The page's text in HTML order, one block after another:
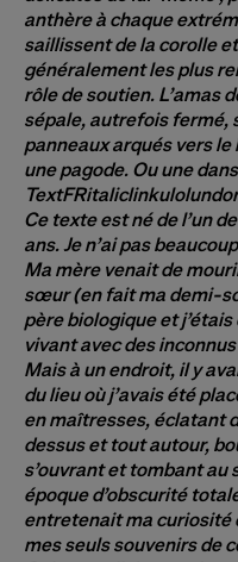
anthère à chaque
saillissent de la corolle
généralement les plus
rôle de soutien. L’amas
sépale, autrefois fermé,
panneaux arqués vers
une pagode. Ou une
Ce texte est né de l’un
ans. Je n’ai pas
Ma mère venait de
sœur (en fait ma demi-
père biologique et
vivant avec des
Mais à un endroit, il y
du lieu où j’avais été
en maîtresses, éclatant
dessus et tout autour,
s’ouvrant et tombant au
époque d’obscurité
entretenait ma curiosité
mes seuls souvenirs de